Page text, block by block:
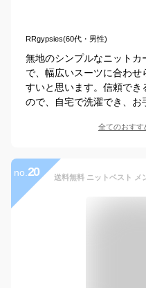
RRgypsies(60代・男性)
無地のシンプルなニット
で、幅広いスーツに合わ
すいと思います。信頼でき
ので、自宅で洗濯でき、お
全てのおすす
no. 20